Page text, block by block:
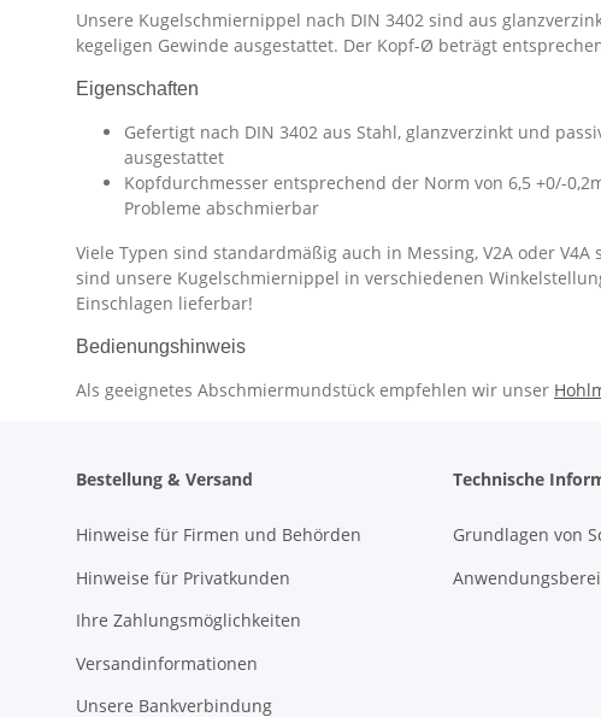
Unsere Kugelschmiernippel nach DIN 3402 sind aus
kegeligen Gewinde ausgestattet. Der Kopf-Ø beträgt
Eigenschaften
Gefertigt nach DIN 3402 aus Stahl, glanzverzinkt und
ausgestattet
Kopfdurchmesser entsprechend der Norm von 6,5 +0/-
Probleme abschmierbar
Viele Typen sind standardmäßig auch in Messing, V2A oder
sind unsere Kugelschmiernippel in verschiedenen
Einschlagen lieferbar!
Bedienungshinweis
Als geeignetes Abschmiermundstück empfehlen wir unser
Bestellung & Versand
Hinweise für Firmen und Behörden
Hinweise für Privatkunden
Ihre Zahlungsmöglichkeiten
Versandinformationen
Unsere Bankverbindung
Technische
Grundlagen von